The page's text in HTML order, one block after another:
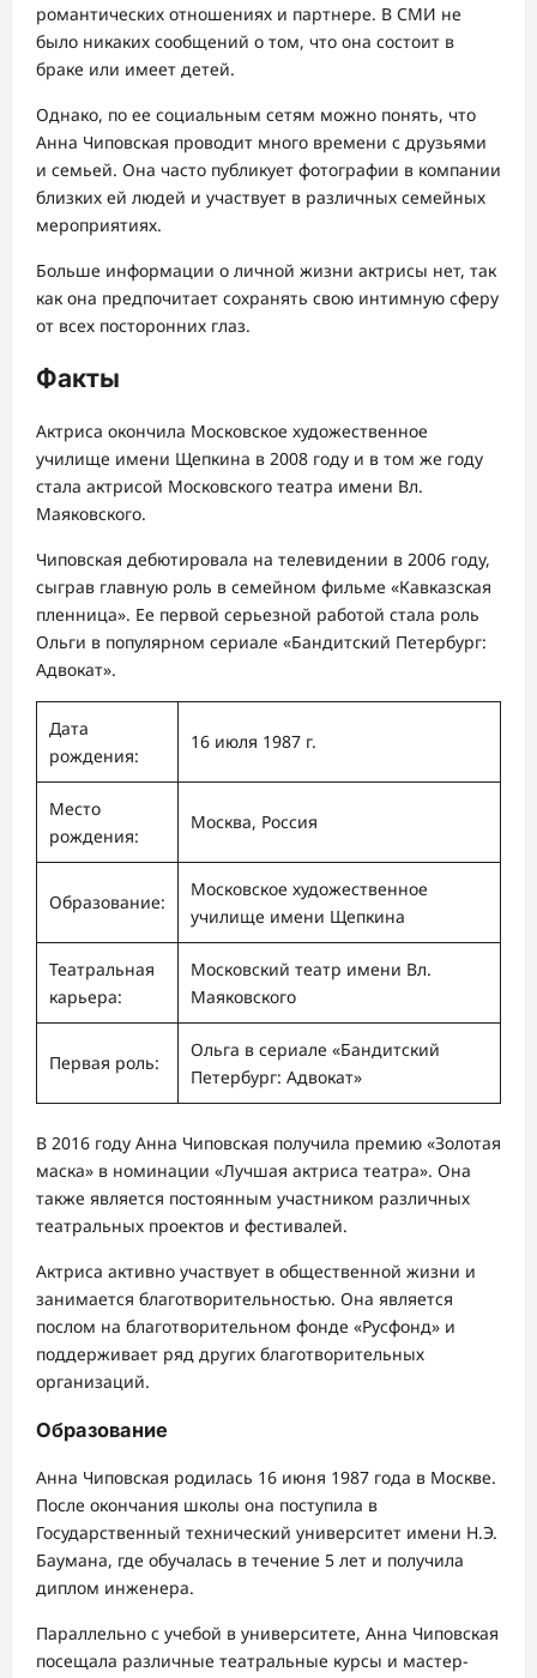
романтических отношениях и партнере. В СМИ не
было никаких сообщений о том, что она состоит в
браке или имеет детей.
Однако, по ее социальным сетям можно понять, что
Анна Чиповская проводит много времени с друзьями
и семьей. Она часто публикует фотографии в компании
близких ей людей и участвует в различных семейных
мероприятиях.
Больше информации о личной жизни актрисы нет, так
как она предпочитает сохранять свою интимную сферу
от всех посторонних глаз.
Факты
Актриса окончила Московское художественное
училище имени Щепкина в 2008 году и в том же году
стала актрисой Московского театра имени Вл.
Маяковского.
Чиповская дебютировала на телевидении в 2006 году,
сыграв главную роль в семейном фильме «Кавказская
пленница». Ее первой серьезной работой стала роль
Ольги в популярном сериале «Бандитский Петербург:
Адвокат».
Дата
рождения:
16 июля 1987 г.
Место
рождения:
Москва, Россия
Образование:
Московское художественное
училище имени Щепкина
Театральная
карьера:
Московский театр имени Вл.
Маяковского
Первая роль:
Ольга в сериале «Бандитский
Петербург: Адвокат»
В 2016 году Анна Чиповская получила премию «Золотая
маска» в номинации «Лучшая актриса театра». Она
также является постоянным участником различных
театральных проектов и фестивалей.
Актриса активно участвует в общественной жизни и
занимается благотворительностью. Она является
послом на благотворительном фонде «Русфонд» и
поддерживает ряд других благотворительных
организаций.
Образование
Анна Чиповская родилась 16 июня 1987 года в Москве.
После окончания школы она поступила в
Государственный технический университет имени Н.Э.
Баумана, где обучалась в течение 5 лет и получила
диплом инженера.
Параллельно с учебой в университете, Анна Чиповская
посещала различные театральные курсы и мастер-